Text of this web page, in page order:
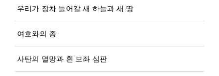
우리가 장차 들어갈 새 하늘과 새 땅
여호와의 종
사탄의 멸망과 흰 보좌 심판